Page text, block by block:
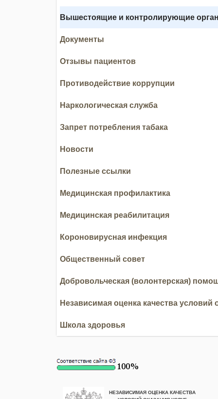
Вышестоящие и контролирующие
Документы
Отзывы пациентов
Противодействие коррупции
Наркологическая служба
Запрет потребления табака
Новости
Полезные ссылки
Медицинская профилактика
Медицинская реабилитация
Короновирусная инфекция
Общественный совет
Добровольческая (волонтерская)
Независимая оценка качества условий
Школа здоровья